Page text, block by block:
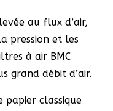
au flux d’air,
pression et les
à air BMC
grand débit d’air.
classique